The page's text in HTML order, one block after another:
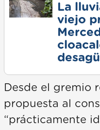
La
viejo
Desde el gremio
propuesta al
“prácticamente